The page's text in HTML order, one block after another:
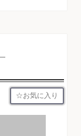
お気に入り